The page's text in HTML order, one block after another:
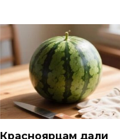
Красноярцам дали